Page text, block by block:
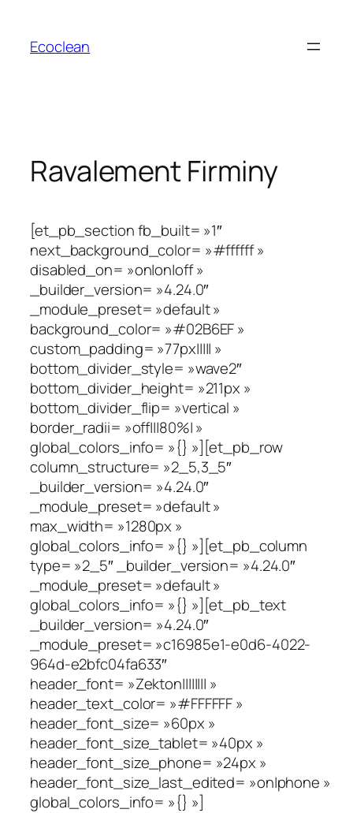
contenu
Ecoclean
Ravalement Firminy
[et_pb_section fb_built= »1″
next_background_color= »#ffffff »
disabled_on= »on|on|off »
_builder_version= »4.24.0″
_module_preset= »default »
background_color= »#02B6EF »
custom_padding= »77px||||| »
bottom_divider_style= »wave2″
bottom_divider_height= »211px »
bottom_divider_flip= »vertical »
border_radii= »off|||80%| »
global_colors_info= »{} »][et_pb_row
column_structure= »2_5,3_5″
_builder_version= »4.24.0″
_module_preset= »default »
max_width= »1280px »
global_colors_info= »{} »][et_pb_column
type= »2_5″ _builder_version= »4.24.0″
_module_preset= »default »
global_colors_info= »{} »][et_pb_text
_builder_version= »4.24.0″
_module_preset= »c16985e1-e0d6-4022-
964d-e2bfc04fa633″
header_font= »Zekton|||||||| »
header_text_color= »#FFFFFF »
header_font_size= »60px »
header_font_size_tablet= »40px »
header_font_size_phone= »24px »
header_font_size_last_edited= »on|phone »
global_colors_info= »{} »]